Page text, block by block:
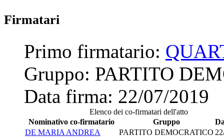
Firmatari
Primo firmatario:
Gruppo: PARTITO
Data firma: 22/07/2019
Elenco dei co-firmatari dell'atto
Nominativo co-firmatario
Gruppo
DE MARIA ANDREA
PARTITO DEMOCRATICO